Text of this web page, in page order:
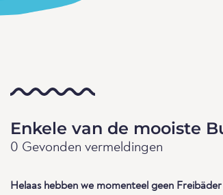
Enkele van de mooiste
0 Gevonden vermeldingen
Helaas hebben we momenteel geen